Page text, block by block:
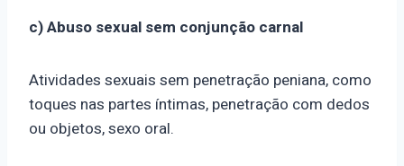
c) Abuso sexual sem conjunção carnal
Atividades sexuais sem penetração peniana, como
toques nas partes íntimas, penetração com dedos
ou objetos, sexo oral.